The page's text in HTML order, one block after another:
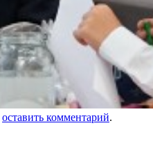
оставить комментарий.